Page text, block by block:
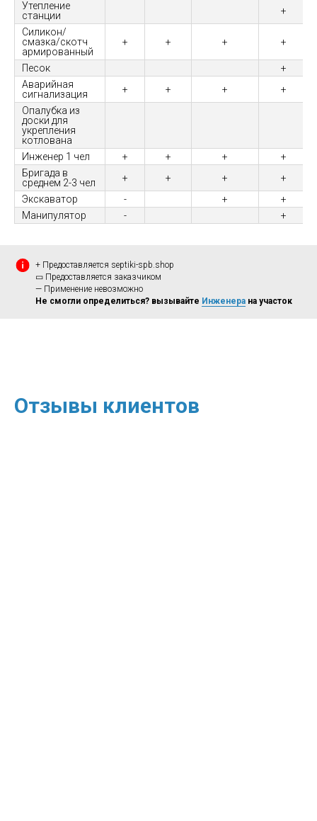
Утепление
станции
+
Силикон/
смазка/скотч
армированный
+ + + +
Песок
+
Аварийная
сигнализация
+ + +
+
Опалубка из
доски для
укрепления
котлована
Инженер 1 чел
+ + +
+
Бригада в
среднем 2-3 чел
+ + +
+
Экскаватор
- +
+
Манипулятор
- +
+ Предоставляется septiki-spb.shop
▭ Предоставляется заказчиком
— Применение невозможно
Не смогли определиться? вызывайте Инженера на участок
Отзывы клиентов